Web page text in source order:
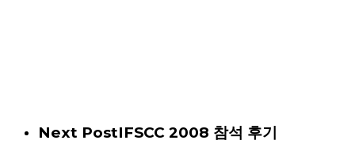
Next PostIFSCC 2008 참석 후기